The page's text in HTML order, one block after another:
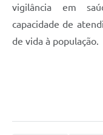
vigilância em
capacidade de
de vida à população.